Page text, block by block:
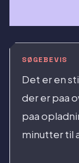
SØGEBEVIS
Det er en
der er paa
paa
minutter til